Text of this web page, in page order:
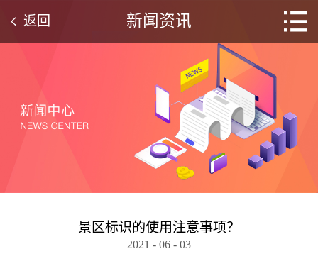
新闻资讯
返回
景区标识的使用注意事项？
2021 - 06 - 03